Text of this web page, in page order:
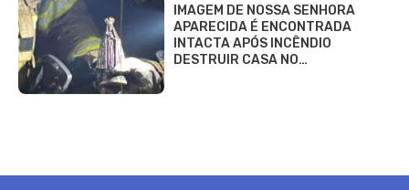
IMAGEM DE NOSSA SENHORA
APARECIDA É ENCONTRADA
INTACTA APÓS INCÊNDIO
DESTRUIR CASA NO…